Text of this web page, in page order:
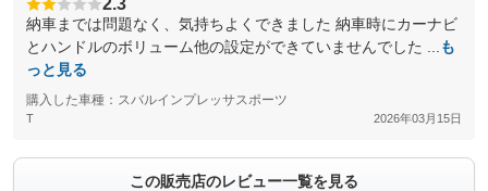
2.3
納車までは問題なく、気持ちよくできました 納車時にカーナビ
とハンドルのボリューム他の設定ができていませんでした ...
も
っと見る
購入した車種：スバルインプレッサスポーツ
T 2026年03月15日
この販売店のレビュー一覧を見る